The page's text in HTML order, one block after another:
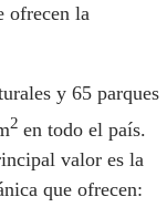
ofrecen la
y 65 parques
2 en todo el país.
valor es la
que ofrecen: